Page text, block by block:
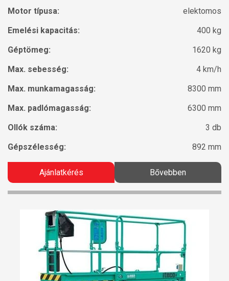
Motor típusa:
elektomos
Emelési kapacitás:
400 kg
Géptömeg:
1620 kg
Max. sebesség:
4 km/h
Max. munkamagasság:
8300 mm
Max. padlómagasság:
6300 mm
Ollók száma:
3 db
Gépszélesség:
892 mm
Ajánlatkérés Bővebben